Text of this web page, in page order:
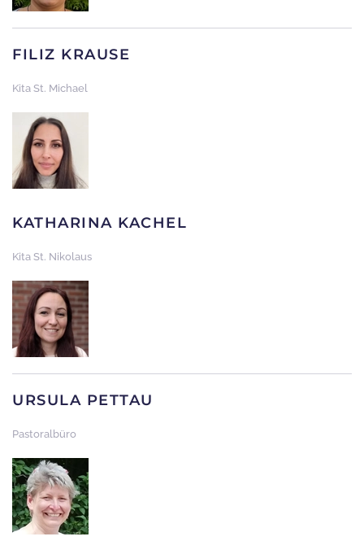
FILIZ KRAUSE
Kita St. Michael
KATHARINA KACHEL
Kita St. Nikolaus
URSULA PETTAU
Pastoralbüro